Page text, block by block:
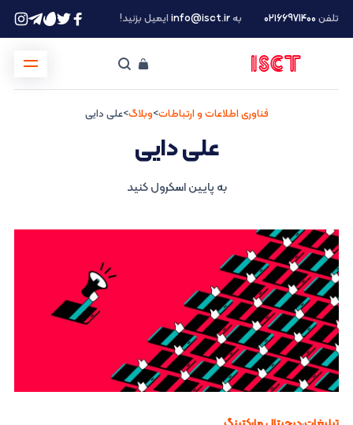
تلفن ۰۲۱66971400 بهinfo@isct.irایمیل بزنید!
فناوری اطلاعات و ارتباطات>وبلاگ>علی دایی
علی دایی
به پایین اسکرول کنید